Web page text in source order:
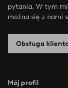
pytania. W tym
można się z nami
Obsługa
Mój profil